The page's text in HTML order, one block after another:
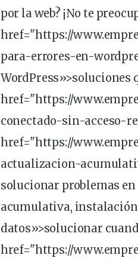
por laweb? ¡No te
href="https://
para-errores-en-
WordPress»>soluciones
href="https://
conectado-sin-acceso-
href="https://
actualizacion-
solucionar problemas
acumulativa,
datos»>solucionar
href="https://